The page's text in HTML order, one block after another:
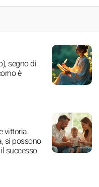
segno di
è
vittoria.
si possono
successo.